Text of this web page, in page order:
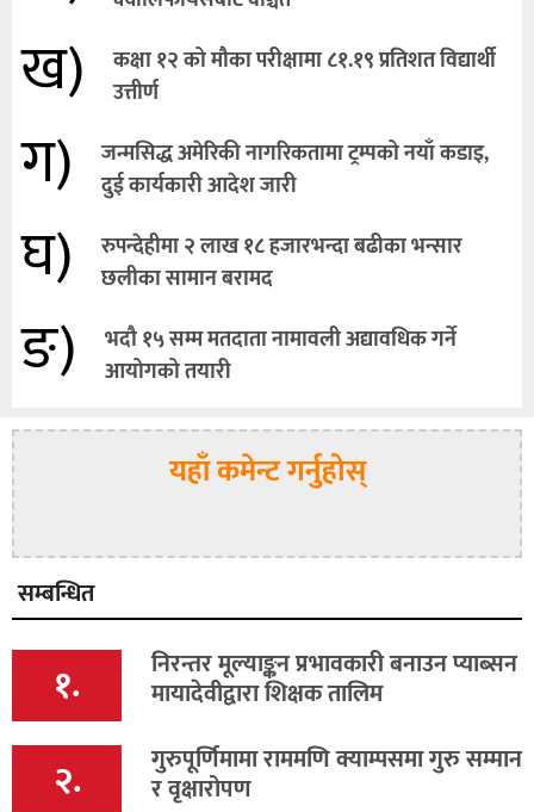
ख)
कक्षा १२ को मौका परीक्षामा ८१.१९ प्रतिशत विद्यार्थी
उत्तीर्ण
ग)
जन्मसिद्ध अमेरिकी नागरिकतामा ट्रम्पको नयाँ कडाइ,
दुई कार्यकारी आदेश जारी
घ)
रुपन्देहीमा २ लाख १८ हजारभन्दा बढीका भन्सार
छलीका सामान बरामद
ङ)
भदौ १५ सम्म मतदाता नामावली अद्यावधिक गर्ने
आयोगको तयारी
यहाँ कमेन्ट गर्नुहोस्
सम्बन्धित
१. निरन्तर मूल्याङ्कन प्रभावकारी बनाउन प्याब्सन
मायादेवीद्वारा शिक्षक तालिम
२. गुरुपूर्णिमामा राममणि क्याम्पसमा गुरु सम्मान
र वृक्षारोपण